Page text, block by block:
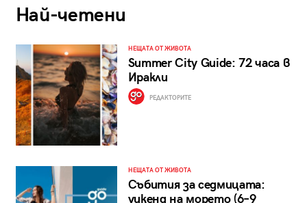
Най-четени
НЕЩАТА ОТ ЖИВОТА
Summer City Guide: 72 часа в
Иракли
РЕДАКТОРИТЕ
НЕЩАТА ОТ ЖИВОТА
Събития за седмицата:
уикенд на морето (6–9